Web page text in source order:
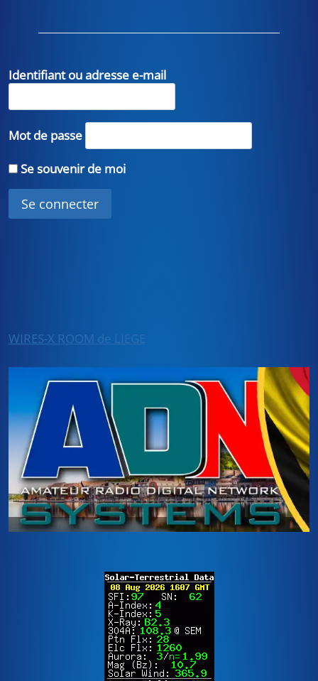
Identifiant ou adresse e-mail
Mot de passe
Se souvenir de moi
WIRES-X ROOM de LIEGE